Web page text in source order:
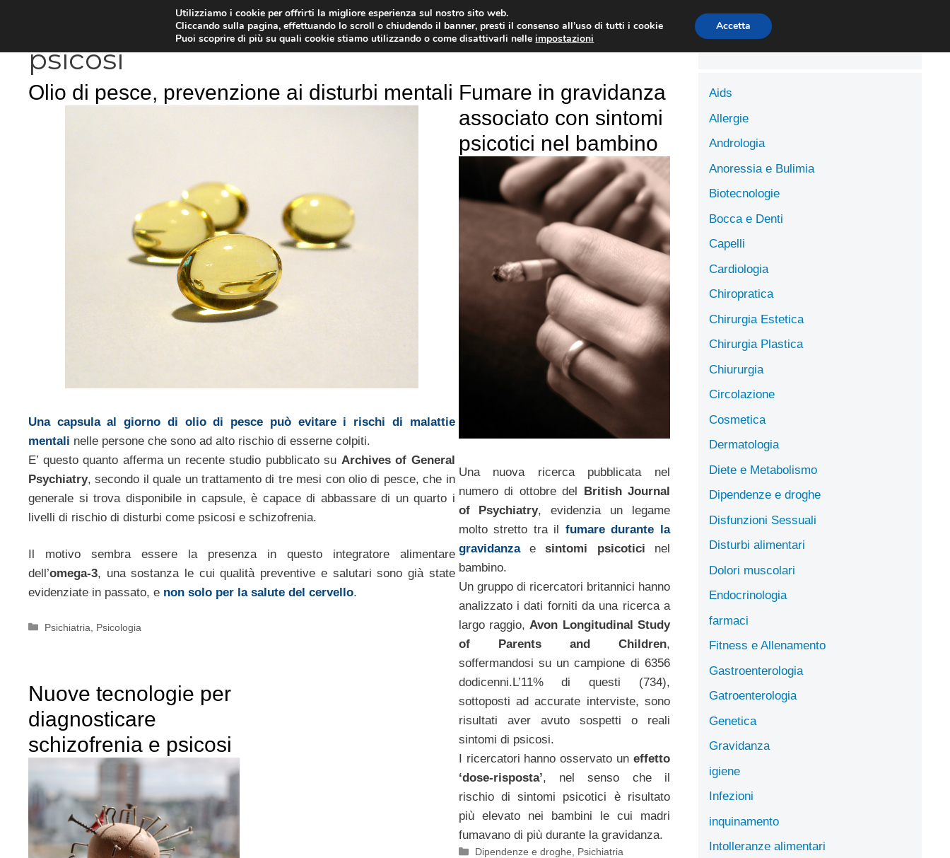
DIETE E METABOLISMO PSICOLOGIA NEUROLOGIA CARDIOLOGIA SCIENZE DELL’ALIMENTAZIONE
psicosi
Olio di pesce, prevenzione ai disturbi mentali
Una capsula al giorno di olio di pesce può evitare i rischi di malattie
mentali nelle persone che sono ad alto rischio di esserne colpiti.
E’ questo quanto afferma un recente studio pubblicato su Archives of General
Psychiatry, secondo il quale un trattamento di tre mesi con olio di pesce, che in
generale si trova disponibile in capsule, è capace di abbassare di un quarto i
livelli di rischio di disturbi come psicosi e schizofrenia.
Il motivo sembra essere la presenza in questo integratore alimentare
dell’omega-3, una sostanza le cui qualità preventive e salutari sono già state
evidenziate in passato, e non solo per la salute del cervello.
Categorie
Psichiatria Psicologia
Fumare in gravidanza
associato con sintomi
psicotici nel bambino
Una nuova ricerca pubblicata nel
numero di ottobre del British Journal
of Psychiatry, evidenzia un legame
molto stretto tra il fumare durante la
gravidanzaesintomi psicotici nel
bambino.
Un gruppo di ricercatori britannici hanno
analizzato i dati forniti da una ricerca a
largo raggio, Avon Longitudinal Study
of Parents and Children,
soffermandosi su un campione di 6356
dodicenni.L’11% di questi (734),
sottoposti ad accurate interviste, sono
risultati aver avuto sospetti o reali
sintomi di psicosi.
I ricercatori hanno osservato un effetto
‘dose-risposta’, nel senso che il
rischio di sintomi psicotici è risultato
più elevato nei bambini le cui madri
fumavano di più durante la gravidanza.
Categorie
Dipendenze e droghe Psichiatria
Nuove tecnologie per
diagnosticare
schizofrenia e psicosi
Aids
Allergie
Andrologia
Anoressia e Bulimia
Biotecnologie
Bocca e Denti
Capelli
Cardiologia
Chiropratica
Chirurgia Estetica
Chirurgia Plastica
Chiururgia
Circolazione
Cosmetica
Dermatologia
Diete e Metabolismo
Dipendenze e droghe
Disfunzioni Sessuali
Disturbi alimentari
Dolori muscolari
Endocrinologia
farmaci
Fitness e Allenamento
Gastroenterologia
Gatroenterologia
Genetica
Gravidanza
igiene
Infezioni
inquinamento
Intolleranze alimentari
Utilizziamo i cookie per offrirti la migliore esperienza sul nostro sito web.
Cliccando sulla pagina, effettuando lo scroll o chiudendo il banner, presti il consenso all’uso di tutti i cookie
Puoi scoprire di più su quali cookie stiamo utilizzando o come disattivarli nelleimpostazioni
Accetta